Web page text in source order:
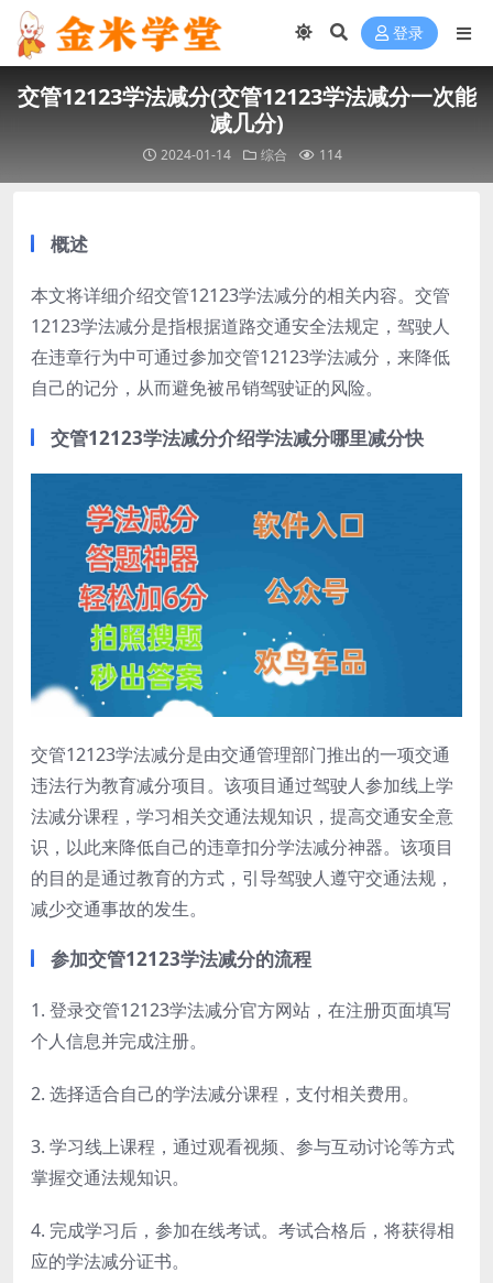
登录
交管12123学法减分(交管12123学法减分一次能
减几分)
2024-01-14 综合 114
概述
本文将详细介绍交管12123学法减分的相关内容。交管
12123学法减分是指根据道路交通安全法规定，驾驶人
在违章行为中可通过参加交管12123学法减分，来降低
自己的记分，从而避免被吊销驾驶证的风险。
交管12123学法减分介绍学法减分哪里减分快
交管12123学法减分是由交通管理部门推出的一项交通
违法行为教育减分项目。该项目通过驾驶人参加线上学
法减分课程，学习相关交通法规知识，提高交通安全意
识，以此来降低自己的违章扣分学法减分神器。该项目
的目的是通过教育的方式，引导驾驶人遵守交通法规，
减少交通事故的发生。
参加交管12123学法减分的流程
1. 登录交管12123学法减分官方网站，在注册页面填写
个人信息并完成注册。
2. 选择适合自己的学法减分课程，支付相关费用。
3. 学习线上课程，通过观看视频、参与互动讨论等方式
掌握交通法规知识。
4. 完成学习后，参加在线考试。考试合格后，将获得相
应的学法减分证书。